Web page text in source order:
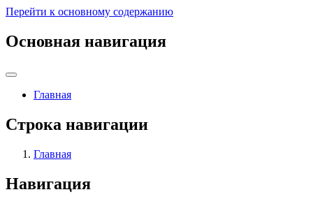
Перейти к основному содержанию
Основная навигация
Главная
Строка навигации
Главная
Навигация